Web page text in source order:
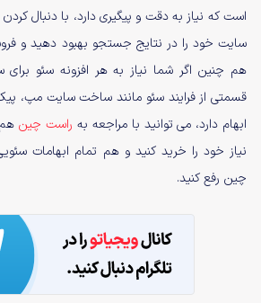
سایت خود را در نتایج جستجو بهبود دهید و
هم چنین اگر شما نیاز به هر افزونه سئو
قسمتی از فرایند سئو مانند ساخت سایت مپ،
ابهام دارد، می توانید با مراجعه به راست چین
نیاز خود را خرید کنید و هم تمام ابهامات
چین رفع کنید.